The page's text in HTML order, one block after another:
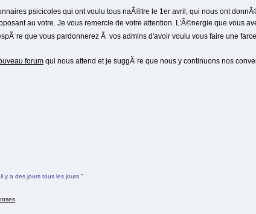
psicicoles qui ont voulu tous naÃ®tre le 1er avril, qui nous ont
au votre. Je vous remercie de votre attention. L'Ã©nergie que vous
que vous pardonnerez Ã vos admins d'avoir voulu vous faire une
forum qui nous attend et je suggÃ¨re que nous y continuons nos
y a des jours tous les jours."